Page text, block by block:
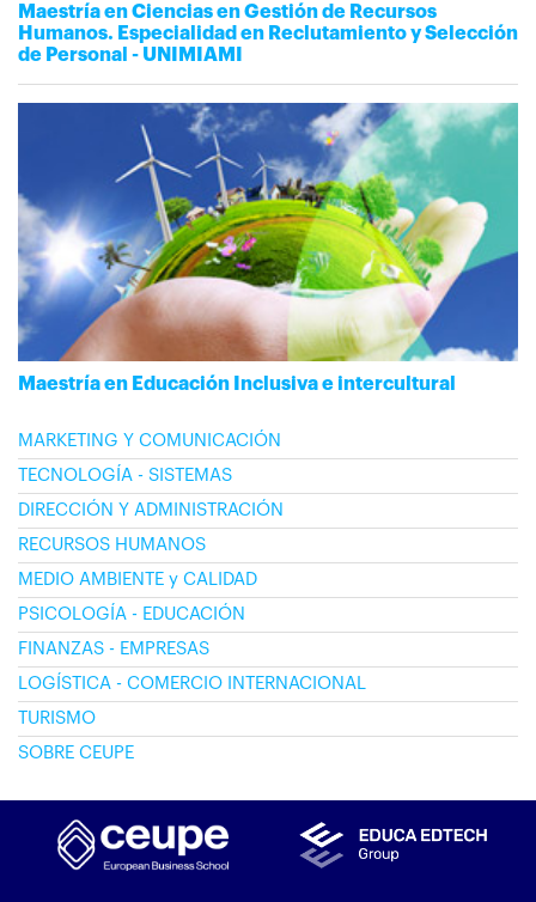
Maestría en Ciencias en Gestión de Recursos
Humanos. Especialidad en Reclutamiento y Selección
de Personal - UNIMIAMI
Maestría en Educación Inclusiva e intercultural
MARKETING Y COMUNICACIÓN
TECNOLOGÍA - SISTEMAS
DIRECCIÓN Y ADMINISTRACIÓN
RECURSOS HUMANOS
MEDIO AMBIENTE y CALIDAD
PSICOLOGÍA - EDUCACIÓN
FINANZAS - EMPRESAS
LOGÍSTICA - COMERCIO INTERNACIONAL
TURISMO
SOBRE CEUPE